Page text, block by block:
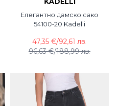
Елегантно дамско сако
54100-20 Kadelli
96,63 €/188,99 лв.
47,35 €/92,61 лв.